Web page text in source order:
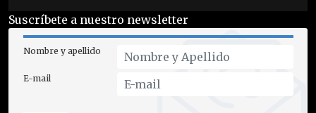
Suscríbete a nuestro newsletter
Nombre y apellido
E-mail